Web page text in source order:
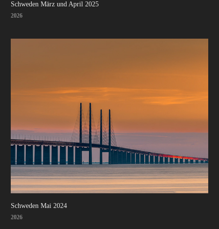
Schweden März und April 2025
2026
Schweden Mai 2024
2026